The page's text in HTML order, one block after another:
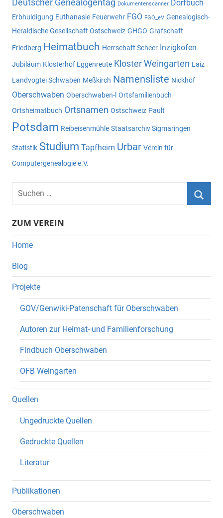
Deutscher Genealogentag Dokumentenscanner Dorfbuch
Erbhuldigung Euthanasie Feuerwehr FGO FGO_eV Genealogisch-
Heraldische Gesellschaft Ostschweiz GHGO Grafschaft
Friedberg Heimatbuch Herrschaft Scheer Inzigkofen
Jubiläum Klosterhof Eggenreute Kloster Weingarten Laiz
Landvogtei Schwaben Meßkirch Namensliste Nickhof
Oberschwaben Oberschwaben-l Ortsfamilienbuch
Ortsheimatbuch Ortsnamen Ostschweiz Pault
Potsdam Reibeisenmühle Staatsarchiv Sigmaringen
Statistik Studium Tapfheim Urbar Verein für
Computergenealogie e.V.
Suchen
nach:
ZUM VEREIN
Home
Blog
Projekte
GOV/Genwiki-Patenschaft für Oberschwaben
Autoren zur Heimat- und Familienforschung
Findbuch Oberschwaben
OFB Weingarten
Quellen
Ungedruckte Quellen
Gedruckte Quellen
Literatur
Publikationen
Oberschwaben